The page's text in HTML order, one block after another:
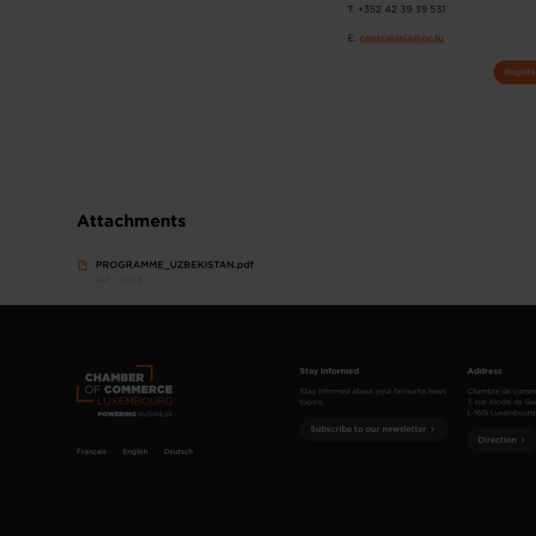
T. +352 42 39 39 531
E. ​ centralasia@cc.lu
Attachments
PROGRAMME_UZBEKISTAN.pdf
Français English Deutsch
Stay informed
Stay informed about your favourite news
topics.
Subscribe to our newsletter
Address
Chambre de
7, rue Alcide de
L-1615
Direction